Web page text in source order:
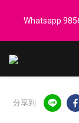
Whatsapp
登記會員享每
分享到